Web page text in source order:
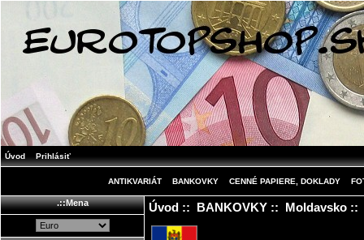
Úvod Prihlásiť
ANTIKVARIÁT BANKOVKY CENNÉ PAPIERE, DOKLADY
.::Mena Úvod:: BANKOVKY:: Moldavsko::